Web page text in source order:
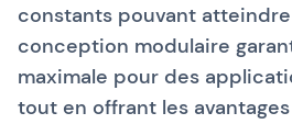
constants pouvant atteindre
conception modulaire
maximale pour des
tout en offrant les